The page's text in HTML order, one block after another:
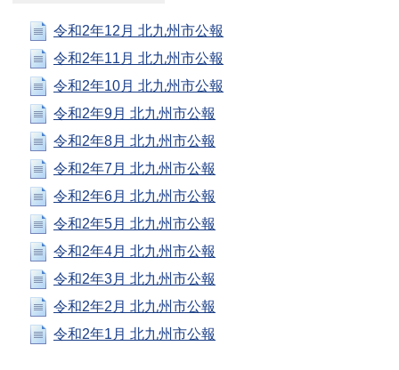
令和2年12月 北九州市公報
令和2年11月 北九州市公報
令和2年10月 北九州市公報
令和2年9月 北九州市公報
令和2年8月 北九州市公報
令和2年7月 北九州市公報
令和2年6月 北九州市公報
令和2年5月 北九州市公報
令和2年4月 北九州市公報
令和2年3月 北九州市公報
令和2年2月 北九州市公報
令和2年1月 北九州市公報